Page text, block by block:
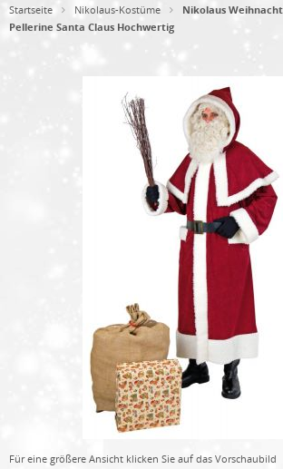
Startseite Nikolaus-Kostüme
Nikolaus
Pellerine Santa Claus Hochwertig
Für eine größere Ansicht klicken Sie auf das Vorschaubild